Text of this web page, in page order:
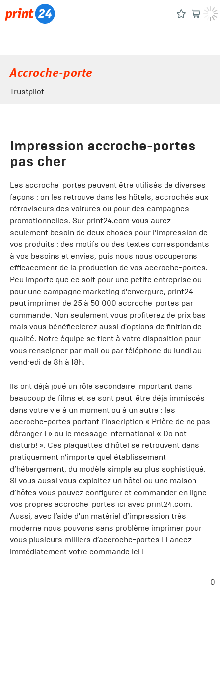
Accroche-porte
Trustpilot
Impression accroche-portes
pas cher
Les accroche-portes peuvent être utilisés de diverses
façons : on les retrouve dans les hôtels, accrochés aux
rétroviseurs des voitures ou pour des campagnes
promotionnelles. Sur print24.com vous aurez
seulement besoin de deux choses pour l’impression de
vos produits : des motifs ou des textes correspondants
à vos besoins et envies, puis nous nous occuperons
efficacement de la production de vos accroche-portes.
Peu importe que ce soit pour une petite entreprise ou
pour une campagne marketing d'envergure, print24
peut imprimer de 25 à 50 000 accroche-portes par
commande. Non seulement vous profiterez de prix bas
mais vous bénéfiecierez aussi d'options de finition de
qualité. Notre équipe se tient à votre disposition pour
vous renseigner par mail ou par téléphone du lundi au
vendredi de 8h à 18h.
Ils ont déjà joué un rôle secondaire important dans
beaucoup de films et se sont peut-être déjà immiscés
dans votre vie à un moment ou à un autre : les
accroche-portes portant l’inscription « Prière de ne pas
déranger ! » ou le message international « Do not
disturb! ». Ces plaquettes d’hôtel se retrouvent dans
pratiquement n’importe quel établissement
d’hébergement, du modèle simple au plus sophistiqué.
Si vous aussi vous exploitez un hôtel ou une maison
d’hôtes vous pouvez configurer et commander en ligne
vos propres accroche-portes ici avec print24.com.
Aussi, avec l’aide d'un matériel d’impression très
moderne nous pouvons sans problème imprimer pour
vous plusieurs milliers d’accroche-portes ! Lancez
immédiatement votre commande ici !
0